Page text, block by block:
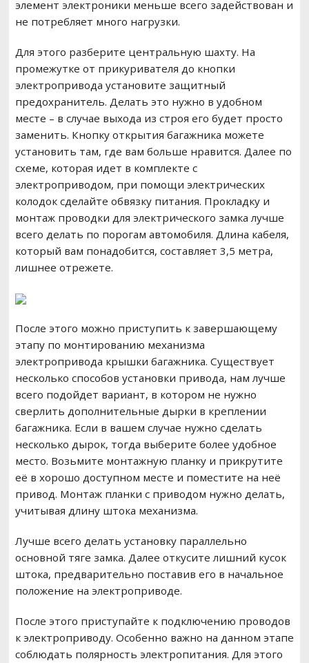
элемент электроники меньше всего задействован и
не потребляет много нагрузки.
Для этого разберите центральную шахту. На
промежутке от прикуривателя до кнопки
электропривода установите защитный
предохранитель. Делать это нужно в удобном
месте – в случае выхода из строя его будет просто
заменить. Кнопку открытия багажника можете
установить там, где вам больше нравится. Далее по
схеме, которая идет в комплекте с
электроприводом, при помощи электрических
колодок сделайте обвязку питания. Прокладку и
монтаж проводки для электрического замка лучше
всего делать по порогам автомобиля. Длина кабеля,
который вам понадобится, составляет 3,5 метра,
лишнее отрежете.
После этого можно приступить к завершающему
этапу по монтированию механизма
электропривода крышки багажника. Существует
несколько способов установки привода, нам лучше
всего подойдет вариант, в котором не нужно
сверлить дополнительные дырки в креплении
багажника. Если в вашем случае нужно сделать
несколько дырок, тогда выберите более удобное
место. Возьмите монтажную планку и прикрутите
её в хорошо доступном месте и поместите на неё
привод. Монтаж планки с приводом нужно делать,
учитывая длину штока механизма.
Лучше всего делать установку параллельно
основной тяге замка. Далее откусите лишний кусок
штока, предварительно поставив его в начальное
положение на электроприводе.
После этого приступайте к подключению проводов
к электроприводу. Особенно важно на данном этапе
соблюдать полярность электропитания. Для этого